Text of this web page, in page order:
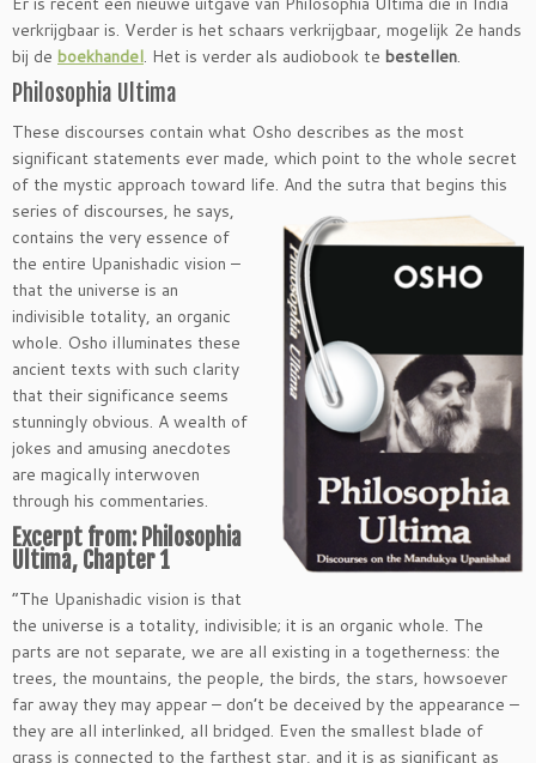
verkrijgbaar is. Verder is het schaars verkrijgbaar, mogelijk 2e hands
bij de boekhandel. Het is verder als audiobook te bestellen.
Philosophia Ultima
These discourses contain what Osho describes as the most
significant statements ever made, which point to the whole secret
of the mystic approach toward life. And the sutra that begins this
series of discourses, he says,
contains the very essence of
the entire Upanishadic vision –
that the universe is an
indivisible totality, an organic
whole. Osho illuminates these
ancient texts with such clarity
that their significance seems
stunningly obvious. A wealth of
jokes and amusing anecdotes
are magically interwoven
through his commentaries.
Excerpt from: Philosophia
Ultima, Chapter 1
“The Upanishadic vision is that
the universe is a totality, indivisible; it is an organic whole. The
parts are not separate, we are all existing in a togetherness: the
trees, the mountains, the people, the birds, the stars, howsoever
far away they may appear – don’t be deceived by the appearance –
they are all interlinked, all bridged. Even the smallest blade of
grass is connected to the farthest star, and it is as significant as